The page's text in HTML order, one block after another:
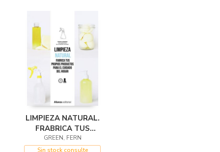
LIMPIEZA NATURAL.
FRABRICA TUS
PROPIOS
PRODUCTOS PARA
GREEN, FERN
Sin stock consulte